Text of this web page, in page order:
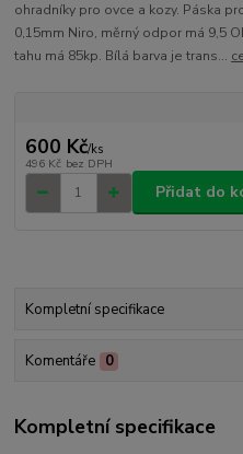
ohradníky pro ovce a kozy. Páska
0,15mm Niro, měrný odpor má 9,5
tahu má 85kp. Bílá barva je trans...
600 Kč/ks
496 Kč bez DPH
Přidat do
Kompletní specifikace
Komentáře 0
Kompletní specifikace